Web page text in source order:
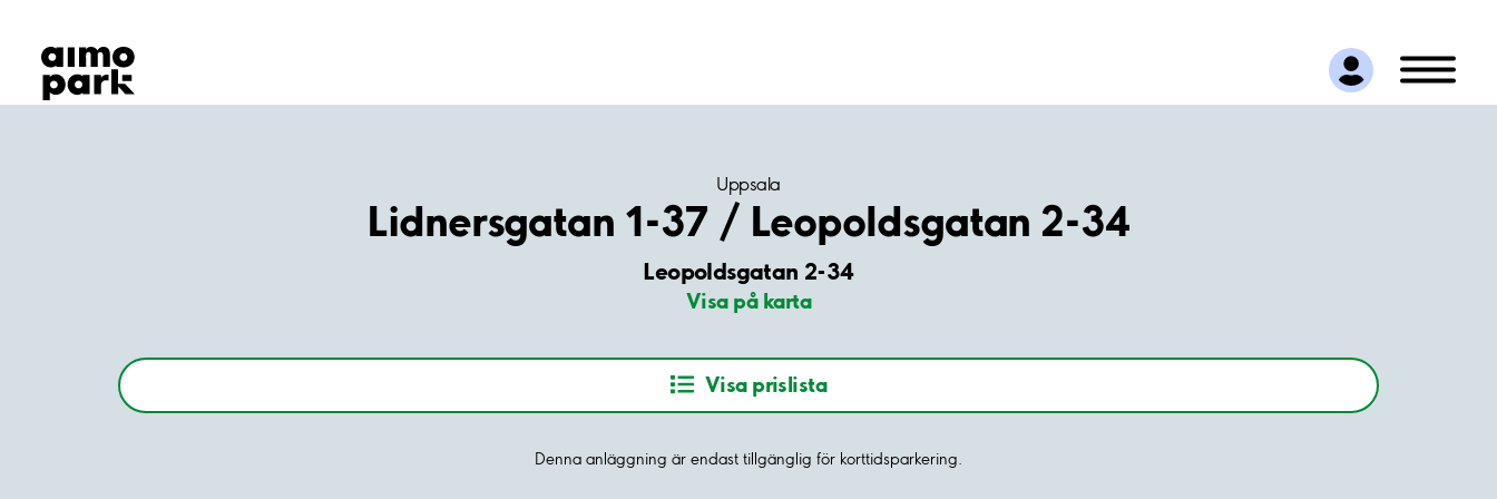
Hitta parkering
Samarbete
Kundservice
Uppsala
Lidnersgatan 1-37 / Leopoldsgatan 2-34
Leopoldsgatan 2-34
Visa på karta
Visa prislista
Denna anläggning är endast tillgänglig för korttidsparkering.